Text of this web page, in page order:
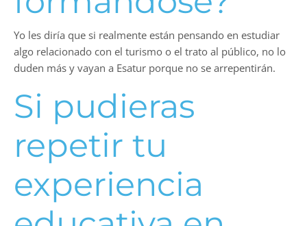
Yo les diría que si realmente están pensando en estudiar
algo relacionado con el turismo o el trato al público, no lo
duden más y vayan a Esatur porque no se arrepentirán.
Si pudieras
repetir tu
experiencia